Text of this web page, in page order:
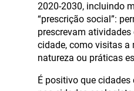
2020-2030, incluindo
“prescrição social”:
prescrevam
cidade, como visitas a
natureza ou práticas
É positivo que